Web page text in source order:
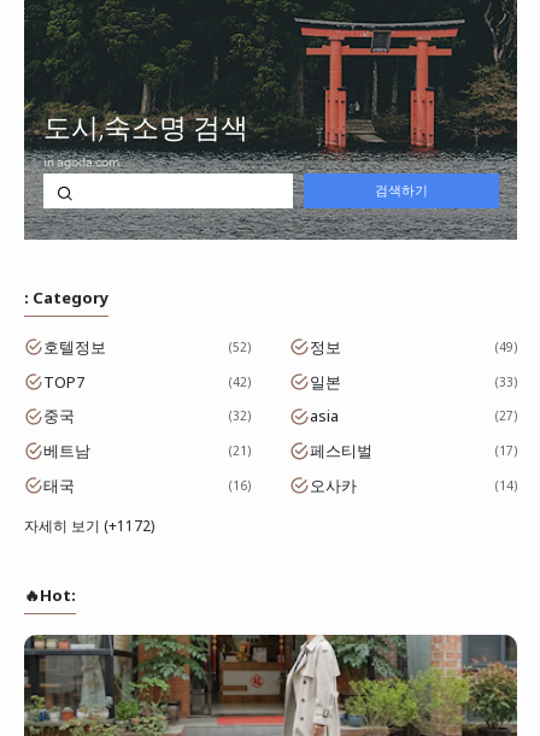
: Category
호텔정보 52 정보 49
TOP7 42 일본 33
중국 32 asia 27
베트남 21 페스티벌 17
태국 16 오사카 14
자세히 보기 (+1172)
🔥Hot: